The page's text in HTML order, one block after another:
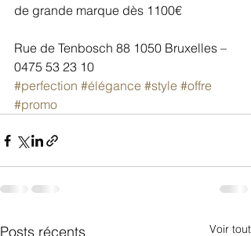
de grande marque dès 1100€
Rue de Tenbosch 88 1050 Bruxelles –
0475 53 23 10
#perfection #élégance #style #offre
#promo
Posts récents Voir tout